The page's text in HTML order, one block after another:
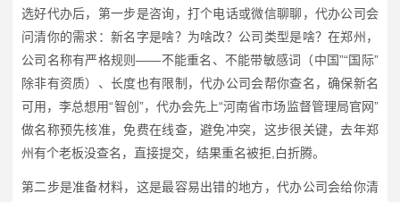
选好代办后，第一步是咨询，打个电话或微信聊聊，代办公司会
问清你的需求：新名字是啥？为啥改？公司类型是啥？在郑州，
公司名称有严格规则——不能重名、不能带敏感词（中国”“国际”
除非有资质）、长度也有限制，代办公司会帮你查名，确保新名
可用，李总想用“智创”，代办会先上“河南省市场监督管理局官网”
做名称预先核准，免费在线查，避免冲突，这步很关键，去年郑
州有个老板没查名，直接提交，结果重名被拒,白折腾。
第二步是准备材料，这是最容易出错的地方，代办公司会给你清